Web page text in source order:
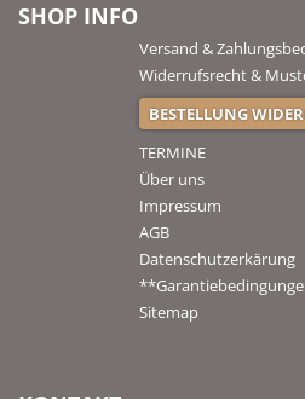
SHOP INFO
Versand &
Widerrufsrecht &
BESTELLUNG
TERMINE
Über uns
Impressum
AGB
Datenschutzerkärung
Sitemap